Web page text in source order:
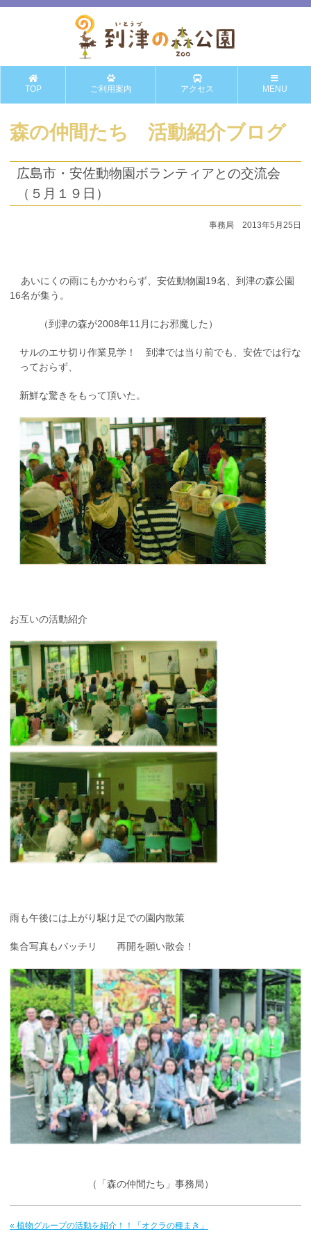
TOP ご利用案内 アクセス MENU
森の仲間たち 活動紹介ブログ
広島市・安佐動物園ボランティアとの交流会
（５月１９日）
事務局 2013年5月25日
あいにくの雨にもかかわらず、安佐動物園19名、到津の森公園
16名が集う。
（到津の森が2008年11月にお邪魔した）
サルのエサ切り作業見学！ 到津では当り前でも、安佐では行な
っておらず、
新鮮な驚きをもって頂いた。
お互いの活動紹介
雨も午後には上がり駆け足での園内散策
集合写真もバッチリ 再開を願い散会！
（「森の仲間たち」事務局）
« 植物グループの活動を紹介！！「オクラの種まき」